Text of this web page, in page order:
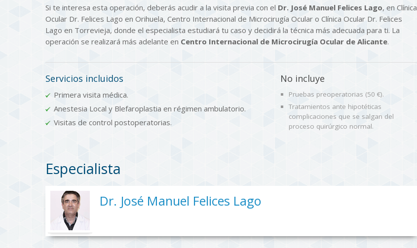
Si te interesa esta operación, deberás acudir a la visita previa con el Dr. José Manuel Felices Lago, en Clínica
Ocular Dr. Felices Lago en Orihuela, Centro Internacional de Microcirugía Ocular o Clínica Ocular Dr. Felices
Lago en Torrevieja, donde el especialista estudiará tu caso y decidirá la técnica más adecuada para ti. La
operación se realizará más adelante en Centro Internacional de Microcirugía Ocular de Alicante.
Servicios incluidos
Primera visita médica.
Anestesia Local y Blefaroplastia en régimen ambulatorio.
Visitas de control postoperatorias.
No incluye
Pruebas preoperatorias (50 €).
Tratamientos ante hipotéticas
complicaciones que se salgan del
proceso quirúrgico normal.
Especialista
Dr. José Manuel Felices Lago